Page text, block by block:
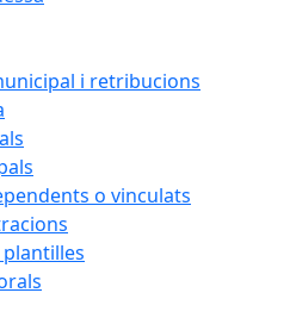
i retribucions
o vinculats